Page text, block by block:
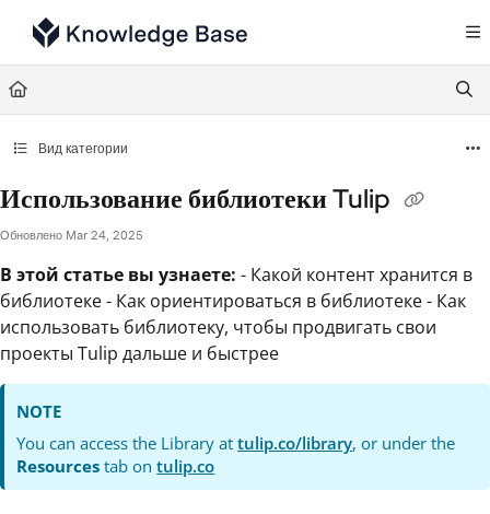
Documentation Index
Fetch the complete documentation index at:
Use this file to discover all available pages before exploring further.
Вид категории
Использование библиотеки Tulip
Обновлено Mar 24, 2025
В этой статье вы узнаете: - Какой контент хранится в
библиотеке - Как ориентироваться в библиотеке - Как
использовать библиотеку, чтобы продвигать свои
проекты Tulip дальше и быстрее
NOTE
You can access the Library attulip.co/library, or under the
Resources tab ontulip.co